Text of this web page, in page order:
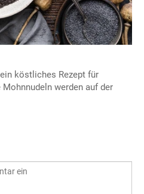
köstliches Rezept für
werden auf der